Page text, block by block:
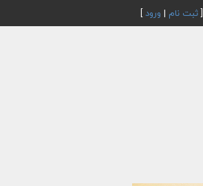
[ثبت نام | ورود]